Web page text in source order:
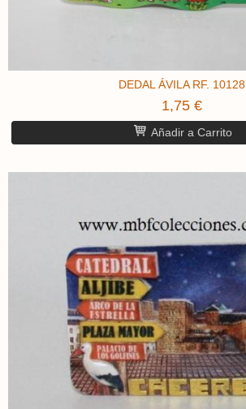
DEDAL ÁVILA ​RF. 10128
1,75 €
Añadir a Carrito